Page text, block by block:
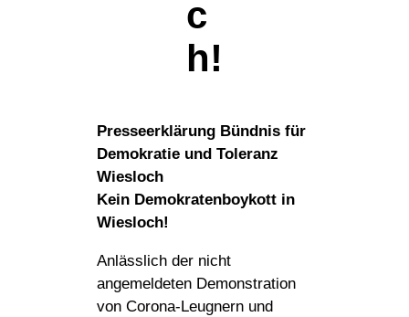
c
h!
Presseerklärung Bündnis für
Demokratie und Toleranz
Wiesloch
Kein Demokratenboykott in
Wiesloch!
Anlässlich der nicht
angemeldeten Demonstration
von Corona-Leugnern und